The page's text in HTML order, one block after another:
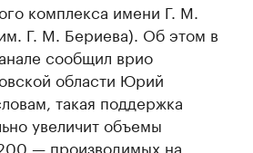
комплекса имени Г. М.
Г. М. Бериева). Об этом в
сообщил врио
области Юрий
такая поддержка
увеличит объемы
— производимых на